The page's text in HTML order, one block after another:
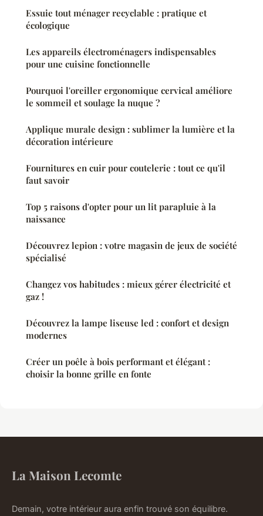
Essuie tout ménager recyclable : pratique et
écologique
Les appareils électroménagers indispensables
pour une cuisine fonctionnelle
Pourquoi l'oreiller ergonomique cervical améliore
le sommeil et soulage la nuque ?
Applique murale design : sublimer la lumière et la
décoration intérieure
Fournitures en cuir pour coutelerie : tout ce qu'il
faut savoir
Top 5 raisons d'opter pour un lit parapluie à la
naissance
Découvrez lepion : votre magasin de jeux de société
spécialisé
Changez vos habitudes : mieux gérer électricité et
gaz !
Découvrez la lampe liseuse led : confort et design
modernes
Créer un poêle à bois performant et élégant :
choisir la bonne grille en fonte
La Maison Lecomte
Demain, votre intérieur aura enfin trouvé son équilibre.